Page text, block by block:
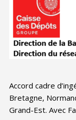
Accord cadre
Bretagne,
Grand-Est. Avec